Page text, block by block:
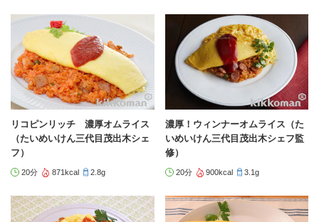
リコピンリッチ 濃厚オムライス
（たいめいけん三代目茂出木シェ
フ）
20分 871kcal 2.8g
濃厚！ウィンナーオムライス（た
いめいけん三代目茂出木シェフ監
修）
20分 900kcal 3.1g